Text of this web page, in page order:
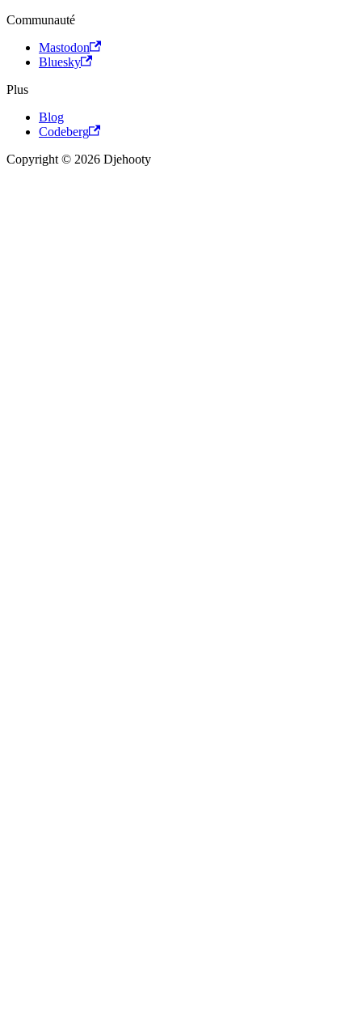
Communauté
Mastodon
Bluesky
Plus
Blog
Codeberg
Copyright © 2026 Djehooty